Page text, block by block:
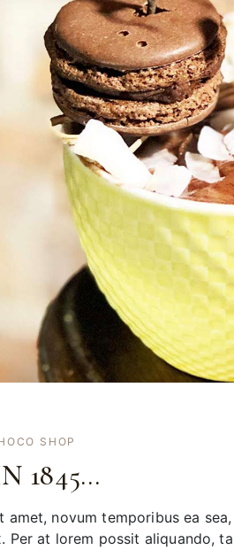
SHOP
1845…
amet, novum temporibus ea
Per at lorem possit aliquando,